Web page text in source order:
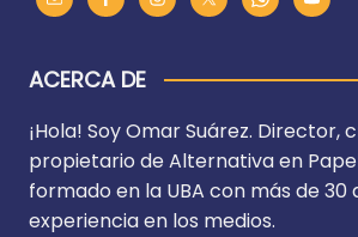
ACERCA DE
¡Hola! Soy Omar Suárez. Director,
propietario de Alternativa en
formado en la UBA con más de 30
experiencia en los medios.